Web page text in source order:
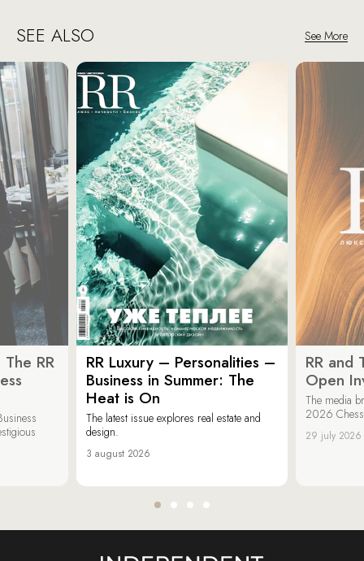
SEE ALSO See More
RR
RR Luxury – Personalities –
Business in Summer: The
Heat is On
The latest issue explores real estate and
design.
3 august 2026
RR and
Open
The media
2026
29 july 2026